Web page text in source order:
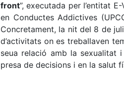
front”, executada per l’entitat
en Conductes Addictives
Concretament, la nit del 8 de
d’activitats on es treballaven
seua relació amb la sexualitat
presa de decisions i en la salut